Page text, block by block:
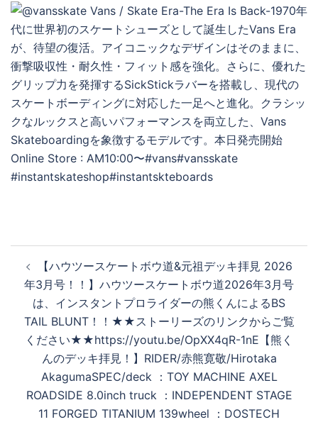
を
再
生
る
稿
ナ
ビ
ョ
【ハウツースケートボウ道&元祖デッキ拝見 2026
年3月号！！】ハウツースケートボウ道2026年3月号
は、インスタントプロライダーの熊くんによるBS
TAIL BLUNT！！★★ストーリーズのリンクからご覧
ください★★https://youtu.be/OpXX4qR-1nE【熊く
んのデッキ拝見！】RIDER/赤熊寛敬/Hirotaka
AkagumaSPEC/deck ：TOY MACHINE AXEL
ROADSIDE 8.0inch truck ：INDEPENDENT STAGE
11 FORGED TITANIUM 139wheel ：DOSTECH